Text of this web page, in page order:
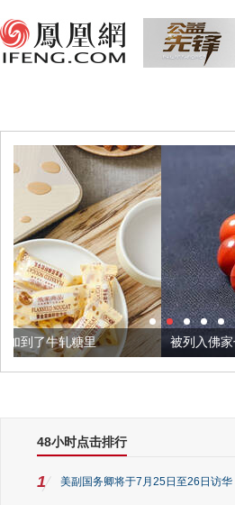
被列入佛家七宝的它到底有多美？
48小时点击排行
1 美副国务卿将于7月25日至26日访华